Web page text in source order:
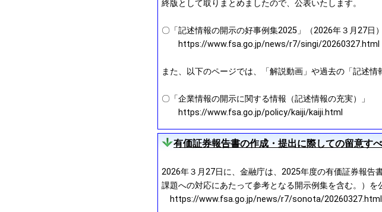
終版として取りまとめましたので、公表いたします。
〇「記述情報の開示の好事例集2025」（2026年３月27日）
https://www.fsa.go.jp/news/r7/singi/20260327.html
また、以下のページでは、「解説動画」や過去の「記述
〇「企業情報の開示に関する情報（記述情報の充実）」
https://www.fsa.go.jp/policy/kaiji/kaiji.html
有価証券報告書の作成・提出に際しての留意す
2026年３月27日に、金融庁は、2025年度の有価証券報告
課題への対応にあたって参考となる開示例集を含む。）
https://www.fsa.go.jp/news/r7/sonota/20260327.html